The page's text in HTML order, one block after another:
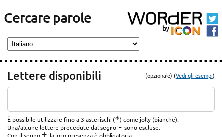
Cercare parole
Lettere disponibili (opzionale) (Vedi gli esempi)
È possibile utilizzare fino a 3 asterischi (*) come jolly (bianche).
Una/alcune lettere precedute dal segno - sono escluse.
Con il segno+, la loro presenza è obbligatoria.